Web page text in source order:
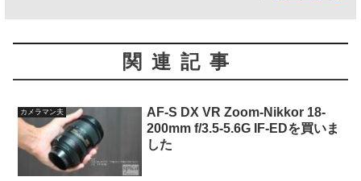
関連記事
カメラマン夫
AF-S DX VR Zoom-Nikkor 18-
200mm f/3.5-5.6G IF-EDを買いま
した